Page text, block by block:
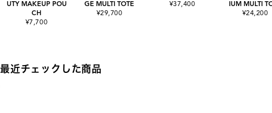
UTY MAKEUP POU
CH
¥7,700
GE MULTI TOTE
¥29,700
¥37,400
IUM MULTI
¥24,200
最近チェックした商品